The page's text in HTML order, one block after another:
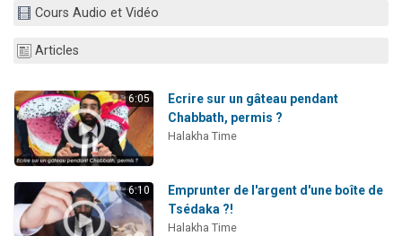
Il reste 49 places pour étudier en groupe sur Zoom
Eva vient de donner son Maasser
Cours Audio et Vidéo
Articles
6:05
Ecrire sur un gâteau pendant
Chabbath, permis ?
Halakha Time
6:10
Emprunter de l'argent d'une boîte de
Tsédaka ?!
Halakha Time